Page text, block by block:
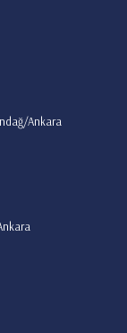
Ankara